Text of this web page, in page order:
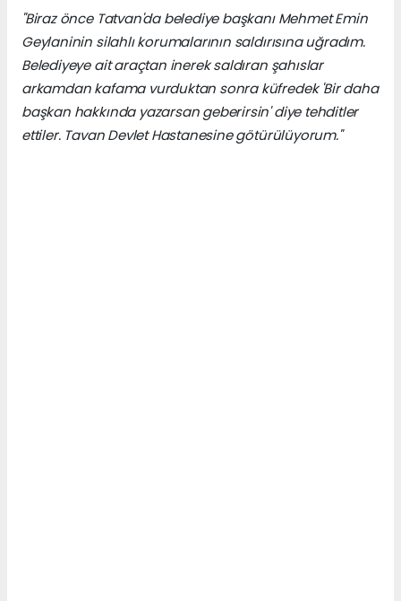
"Biraz önce Tatvan'da belediye başkanı Mehmet Emin
Geylaninin silahlı korumalarının saldırısına uğradım.
Belediyeye ait araçtan inerek saldıran şahıslar
arkamdan kafama vurduktan sonra küfredek 'Bir daha
başkan hakkında yazarsan geberirsin' diye tehditler
ettiler. Tavan Devlet Hastanesine götürülüyorum."